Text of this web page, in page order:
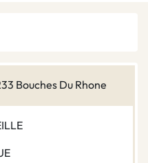
Bouches Du Rhone